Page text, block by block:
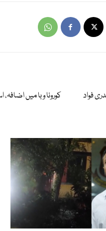
فواد